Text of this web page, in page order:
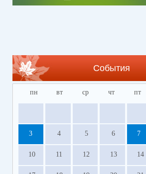
События
пн вт ср чт пт
3 4 5 6 7
10 11 12 13 14